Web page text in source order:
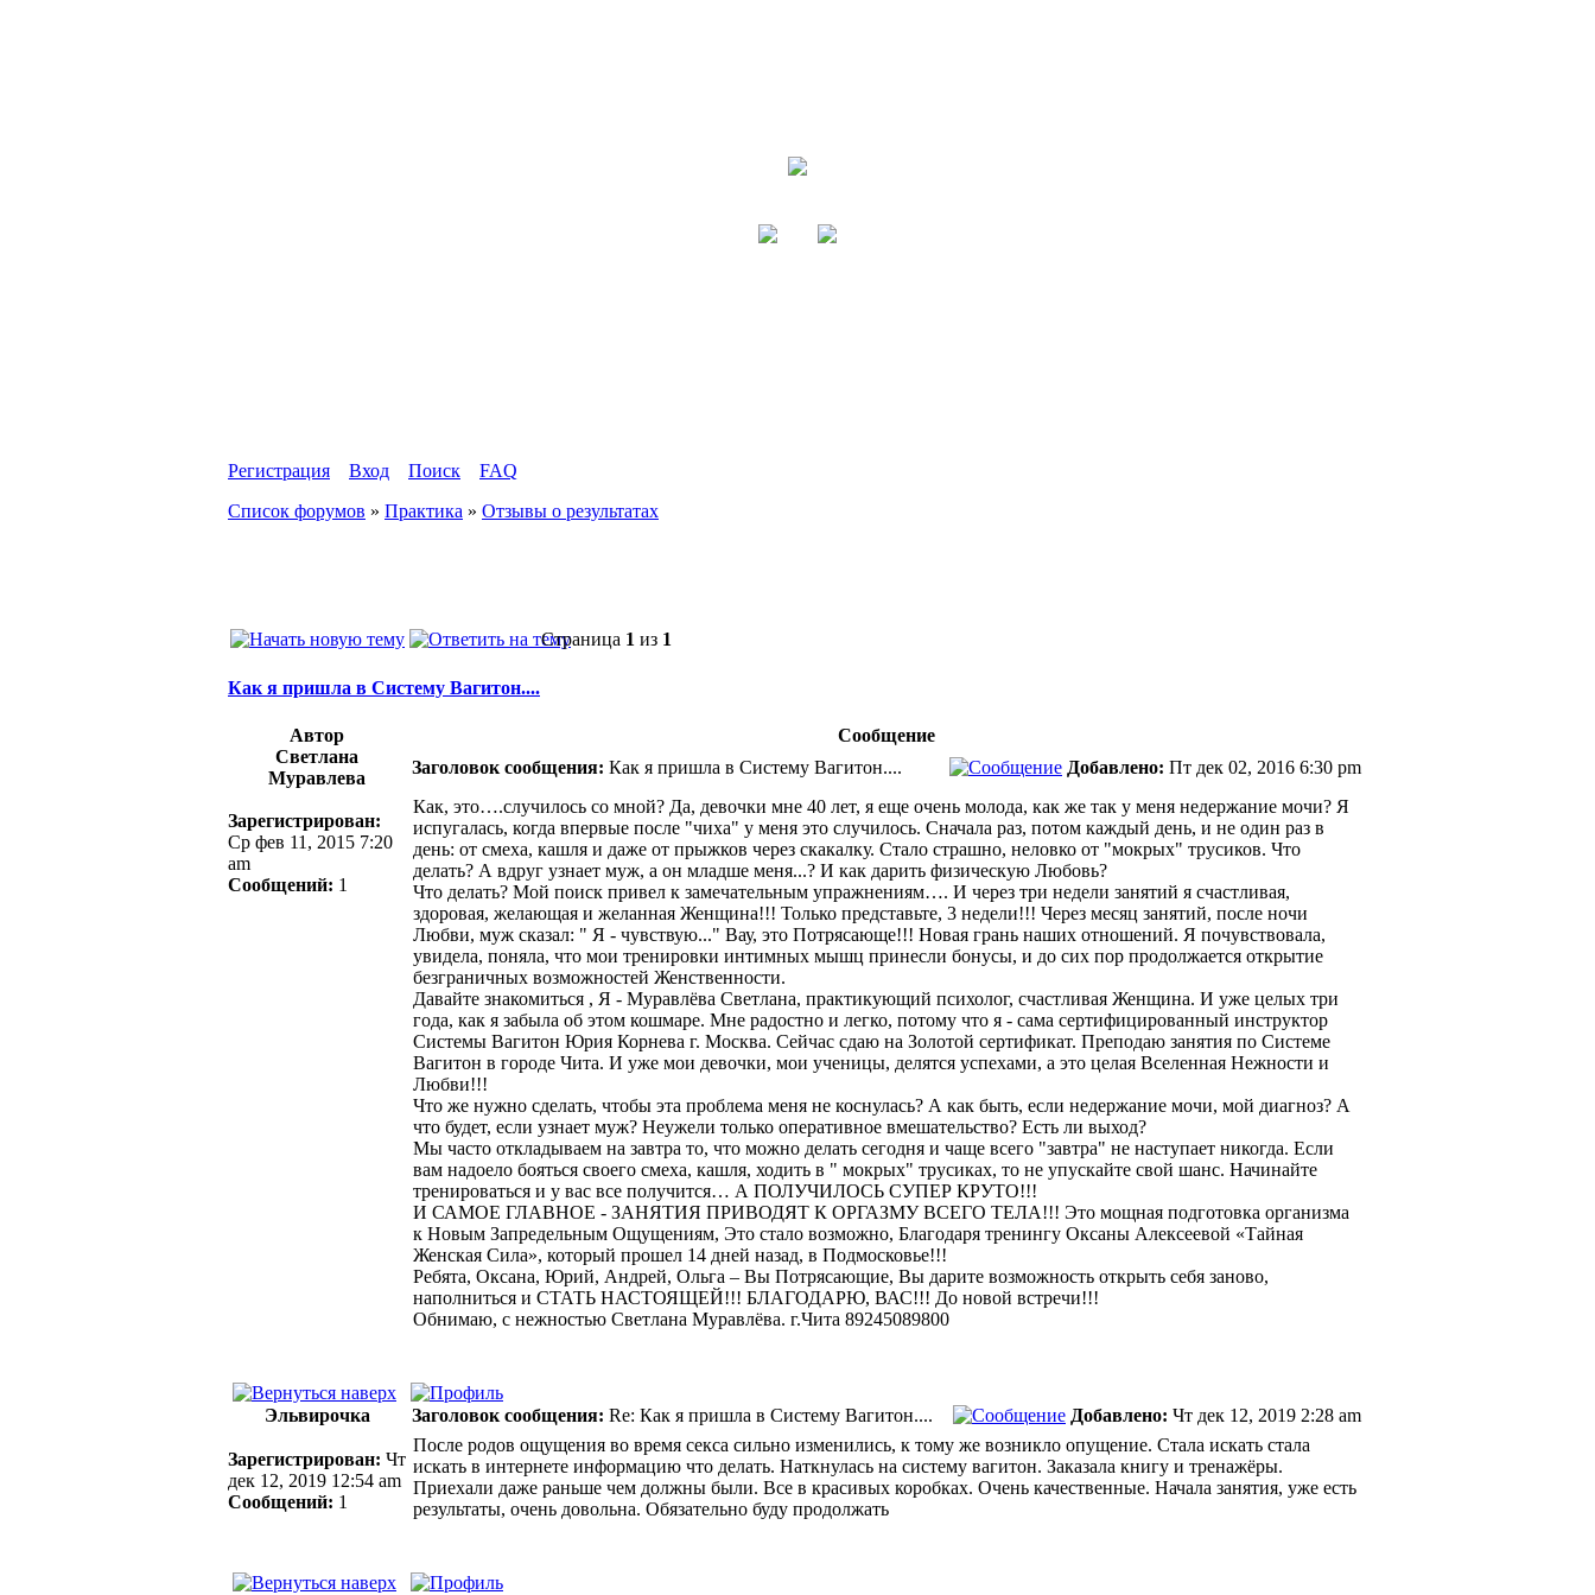
Регистрация Вход Поиск
FAQ
Список форумов » Практика » Отзывы о результатах
Страница 1 из 1
Как я пришла в Систему Вагитон....
Автор
Сообщение
Светлана
Муравлева
Заголовок сообщения: Как я пришла в Систему Вагитон.... Добавлено: Пт дек 02, 2016 6:30 pm
Зарегистрирован:
Ср фев 11, 2015 7:20
am
Сообщений: 1
Как, это….случилось со мной? Да, девочки мне 40 лет, я еще очень молода, как же так у меня недержание мочи? Я
испугалась, когда впервые после "чиха" у меня это случилось. Сначала раз, потом каждый день, и не один раз в
день: от смеха, кашля и даже от прыжков через скакалку. Стало страшно, неловко от "мокрых" трусиков. Что
делать? А вдруг узнает муж, а он младше меня...? И как дарить физическую Любовь?
Что делать? Мой поиск привел к замечательным упражнениям…. И через три недели занятий я счастливая,
здоровая, желающая и желанная Женщина!!! Только представьте, 3 недели!!! Через месяц занятий, после ночи
Любви, муж сказал: " Я - чувствую..." Вау, это Потрясающе!!! Новая грань наших отношений. Я почувствовала,
увидела, поняла, что мои тренировки интимных мышц принесли бонусы, и до сих пор продолжается открытие
безграничных возможностей Женственности.
Давайте знакомиться , Я - Муравлёва Светлана, практикующий психолог, счастливая Женщина. И уже целых три
года, как я забыла об этом кошмаре. Мне радостно и легко, потому что я - сама сертифицированный инструктор
Системы Вагитон Юрия Корнева г. Москва. Сейчас сдаю на Золотой сертификат. Преподаю занятия по Системе
Вагитон в городе Чита. И уже мои девочки, мои ученицы, делятся успехами, а это целая Вселенная Нежности и
Любви!!!
Что же нужно сделать, чтобы эта проблема меня не коснулась? А как быть, если недержание мочи, мой диагноз? А
что будет, если узнает муж? Неужели только оперативное вмешательство? Есть ли выход?
Мы часто откладываем на завтра то, что можно делать сегодня и чаще всего "завтра" не наступает никогда. Если
вам надоело бояться своего смеха, кашля, ходить в " мокрых" трусиках, то не упускайте свой шанс. Начинайте
тренироваться и у вас все получится… А ПОЛУЧИЛОСЬ СУПЕР КРУТО!!!
И САМОЕ ГЛАВНОЕ - ЗАНЯТИЯ ПРИВОДЯТ К ОРГАЗМУ ВСЕГО ТЕЛА!!! Это мощная подготовка организма
к Новым Запредельным Ощущениям, Это стало возможно, Благодаря тренингу Оксаны Алексеевой «Тайная
Женская Сила», который прошел 14 дней назад, в Подмосковье!!!
Ребята, Оксана, Юрий, Андрей, Ольга – Вы Потрясающие, Вы дарите возможность открыть себя заново,
наполниться и СТАТЬ НАСТОЯЩЕЙ!!! БЛАГОДАРЮ, ВАС!!! До новой встречи!!!
Обнимаю, с нежностью Светлана Муравлёва. г.Чита 89245089800
Эльвирочка Заголовок сообщения: Re: Как я пришла в Систему Вагитон.... Добавлено: Чт дек 12, 2019 2:28 am
Зарегистрирован: Чт
дек 12, 2019 12:54 am
Сообщений: 1
После родов ощущения во время секса сильно изменились, к тому же возникло опущение. Стала искать стала
искать в интернете информацию что делать. Наткнулась на систему вагитон. Заказала книгу и тренажёры.
Приехали даже раньше чем должны были. Все в красивых коробках. Очень качественные. Начала занятия, уже есть
результаты, очень довольна. Обязательно буду продолжать